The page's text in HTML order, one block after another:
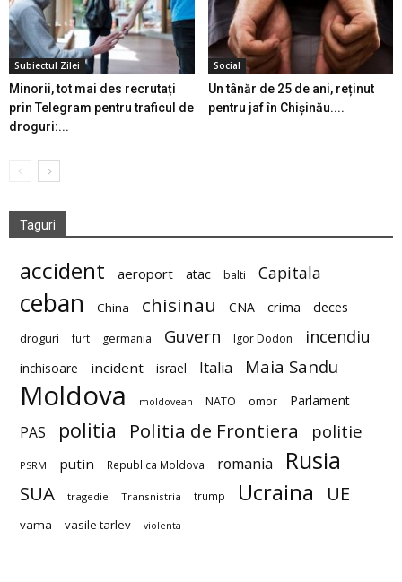
Subiectul Zilei
Minorii, tot mai des recrutați
prin Telegram pentru traficul de
droguri:...
Social
Un tânăr de 25 de ani, reținut
pentru jaf în Chișinău....
Taguri
accident aeroport atac balti Capitala
ceban China chisinau CNA crima deces
droguri furt germania Guvern Igor Dodon incendiu
inchisoare incident israel Italia Maia Sandu
Moldova moldovean NATO omor Parlament
PAS politia Politia de Frontiera politie
PSRM putin Republica Moldova romania Rusia
SUA tragedie Transnistria trump Ucraina UE
vama vasile tarlev violenta